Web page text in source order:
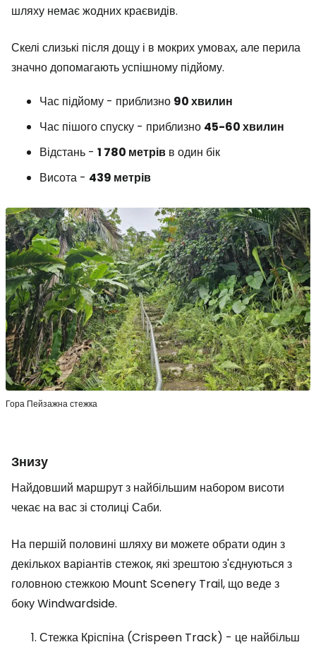
шляху немає жодних краєвидів.
Скелі слизькі після дощу і в мокрих умовах, але перила
значно допомагають успішному підйому.
Час підйому - приблизно 90 хвилин
Час пішого спуску - приблизно 45-60 хвилин
Відстань - 1 780 метрів в один бік
Висота - 439 метрів
Гора Пейзажна стежка
Знизу
Найдовший маршрут з найбільшим набором висоти
чекає на вас зі столиці Саби.
На першій половині шляху ви можете обрати один з
декількох варіантів стежок, які зрештою з'єднуються з
головною стежкою Mount Scenery Trail, що веде з
боку Windwardside.
Стежка Кріспіна (Crispeen Track) - це найбільш